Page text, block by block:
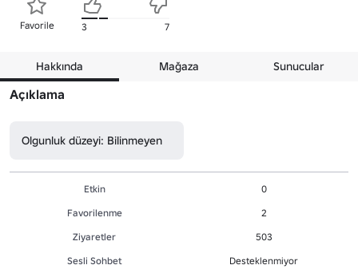
Favorile 3 7
Hakkında Mağaza Sunucular
Açıklama
Olgunluk düzeyi: Bilinmeyen
Etkin
0
Favorilenme
2
Ziyaretler
503
Sesli Sohbet
Desteklenmiyor